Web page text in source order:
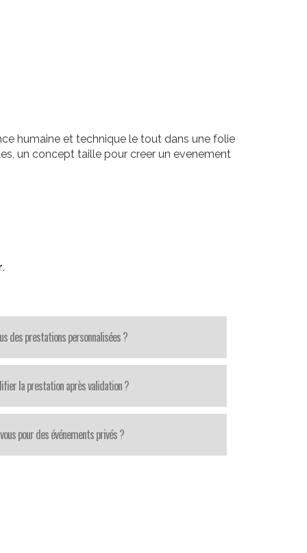
humaine et technique le tout dans une folie
un concept taille pour creer un evenement
.
des prestations personnalisées ?
la prestation après validation ?
pour des événements privés ?